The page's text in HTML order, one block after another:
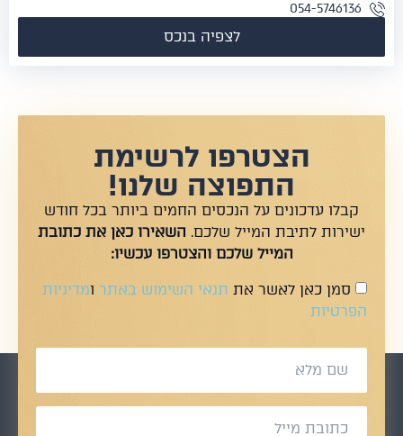
054-5746136
לצפיה בנכס
הצטרפו לרשימת
התפוצה שלנו!
קבלו עדכונים על הנכסים החמים ביותר בכל חודש
ישירות לתיבת המייל שלכם.השאירו כאן את כתובת
המייל שלכם והצטרפו עכשיו:
סמן כאן לאשר אתתנאי השימוש באתרומדיניות
הפרטיות